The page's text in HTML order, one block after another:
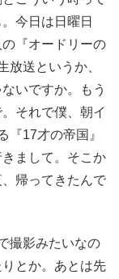
今日は日曜日
『オードリーの
放送というか、
いですか。もう
それで僕、朝イ
『17才の帝国』
まして。そこか
帰ってきたんで
撮影みたいなの
とか。あとは先